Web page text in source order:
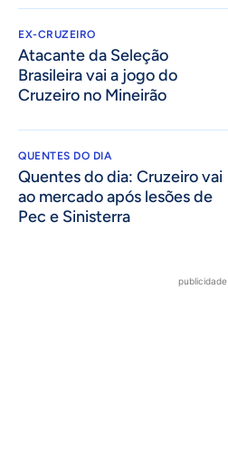
EX-CRUZEIRO
Atacante da Seleção
Brasileira vai a jogo do
Cruzeiro no Mineirão
QUENTES DO DIA
Quentes do dia: Cruzeiro vai
ao mercado após lesões de
Pec e Sinisterra
publicidade